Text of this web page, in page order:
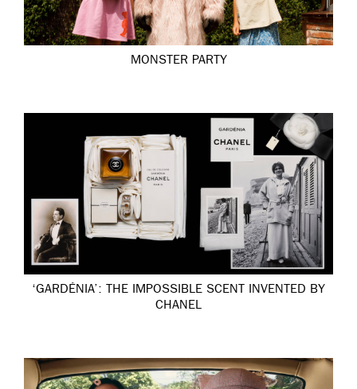
MONSTER PARTY
‘GARDÉNIA’: THE IMPOSSIBLE SCENT INVENTED BY
CHANEL